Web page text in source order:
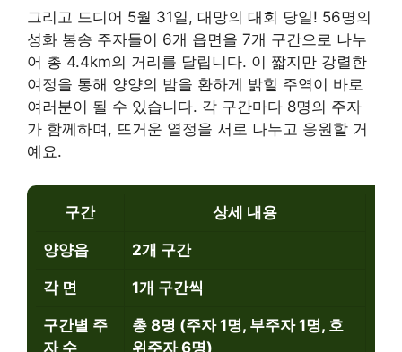
그리고 드디어 5월 31일, 대망의 대회 당일! 56명의
성화 봉송 주자들이 6개 읍면을 7개 구간으로 나누
어 총 4.4km의 거리를 달립니다. 이 짧지만 강렬한
여정을 통해 양양의 밤을 환하게 밝힐 주역이 바로
여러분이 될 수 있습니다. 각 구간마다 8명의 주자
가 함께하며, 뜨거운 열정을 서로 나누고 응원할 거
예요.
구간 상세 내용
양양읍 2개 구간
각 면 1개 구간씩
구간별 주
자 수
총 8명 (주자 1명, 부주자 1명, 호
위주자 6명)